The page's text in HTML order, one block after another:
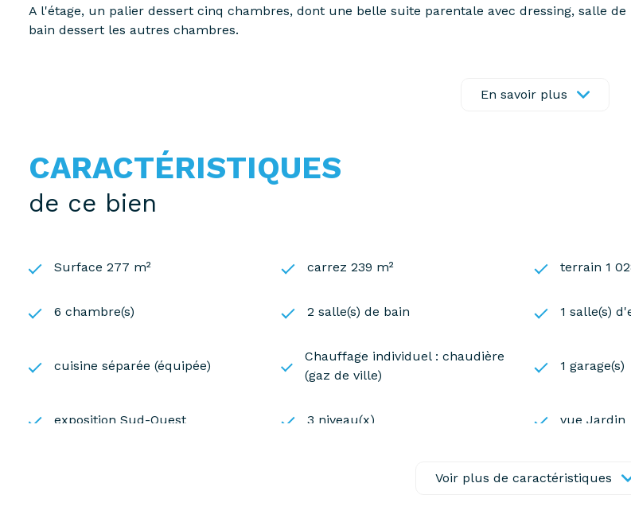
A l'étage, un palier dessert cinq chambres, dont une belle suite parentale avec dressing, salle
bain dessert les autres chambres.
La maison bénéficie d’un environnement calme et verdoyant, à proximité des commodités, des
International de Saint-Germain-en-Laye), ainsi que d’établissements privés de renom tels que
Les informations sur les risques auxquels ce bien est exposé sont disponibles sur le site
En savoir plus
CARACTÉRISTIQUES
de ce bien
Surface 277 m² carrez 239 m² terrain 1
6 chambre(s) 2 salle(s) de bain 1 salle(s)
cuisine séparée (équipée)
Chauffage individuel : chaudière
(gaz de ville)
1 garage(s)
exposition Sud-Ouest 3 niveau(x) vue Jardin
Voir plus de caractéristiques